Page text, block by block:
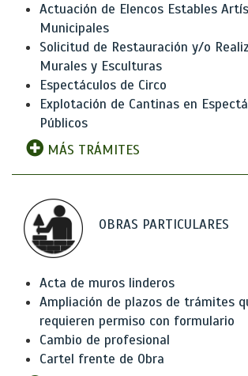
Actuación de Elencos Estables
Municipales
Solicitud de Restauración y/o
Murales y Esculturas
Espectáculos de Circo
Explotación de Cantinas en
Públicos
MÁS TRÁMITES
OBRAS PARTICULARES
Acta de muros linderos
Ampliación de plazos de trámites
requieren permiso con formulario
Cambio de profesional
Cartel frente de Obra